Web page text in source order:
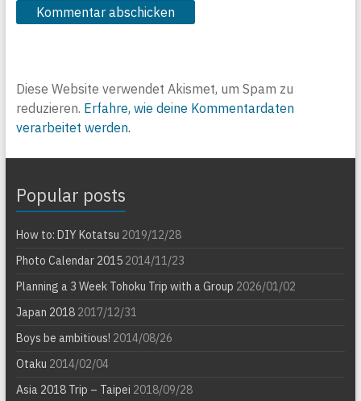
Diese Website verwendet Akismet, um Spam zu
reduzieren. Erfahre, wie deine Kommentardaten
verarbeitet werden.
Popular posts
How to: DIY Kotatsu 2019/12/28
Photo Calendar 20152014/11/23
Planning a 3 Week Tohoku Trip with a Group 2026/01/02
Japan 20182017/12/31
Boys be ambitious! 2014/08/26
Otaku 2014/02/04
Asia 2018 Trip – Taipei 2018/09/28